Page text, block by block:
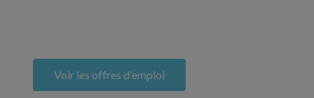
Voir les offres d'emploi